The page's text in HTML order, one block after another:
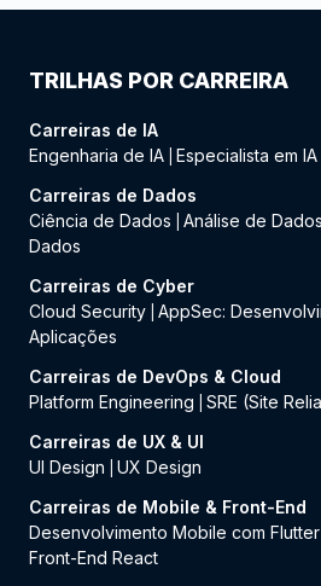
TRILHAS POR CARREIRA
Carreiras de IA
Engenharia de IA Especialista em IA
Carreiras de Dados
Ciência de Dados
Análise de Dados
Dados
Carreiras de Cyber
Cloud Security AppSec:
Aplicações
Carreiras de DevOps & Cloud
Platform Engineering
SRE (Site
Carreiras de UX & UI
UI Design
UX Design
Carreiras de Mobile & Front-End
Desenvolvimento Mobile com Flutter
Front-End React